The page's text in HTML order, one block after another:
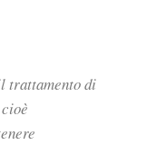
trattamento di